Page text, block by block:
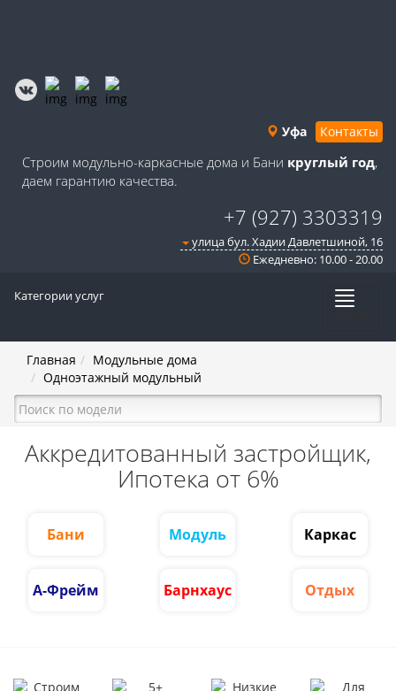
Уфа Контакты
Строим модульно-каркасные дома и Бани круглый год,
даем гарантию качества.
+7 (927) 3303319
улица бул. Хадии Давлетшиной, 16
Ежедневно: 10.00 - 20.00
Категории услуг
Главная
Модульные дома
Одноэтажный модульный
Аккредитованный застройщик,
Ипотека от 6%
Бани Модуль Каркас
А-Фрейм Барнхаус Отдых